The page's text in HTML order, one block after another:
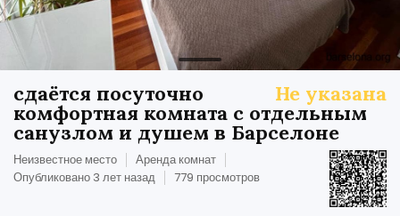
Не указана
сдаётся посуточно
комфортная комната с отдельным
санузлом и душем в Барселоне
Неизвестное место
Аренда комнат
Опубликовано 3 лет назад
779 просмотров